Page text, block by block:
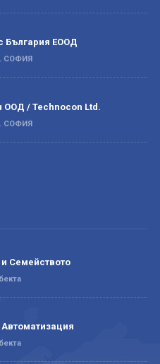
България ЕООД
СОФИЯ
ООД / Technocon Ltd.
СОФИЯ
Семейството
Автоматизация